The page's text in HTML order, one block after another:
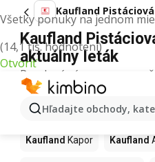
Všetky ponuky na jednom
(14,1 tis. hodnotení)
Otvoriť
Hľadajte obchody,
Kaufland
Kaufland
aktuálny leták
Pre daný výraz sme
Ďalšie produkty v
Kaufland
Kaufland Kapor Kaufland